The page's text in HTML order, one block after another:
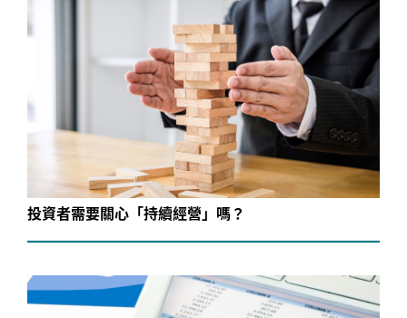
投資者需要關心「持續經營」嗎？